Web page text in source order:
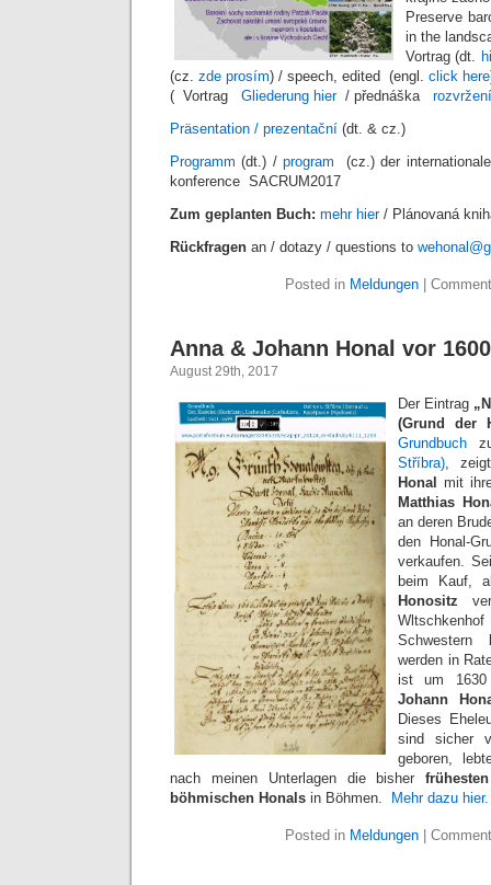
Preserve
in the
Vortrag (dt.
(cz. zde prosím) / speech, edited (engl. click here
( Vortrag
Gliederung hier/ přednáška
Präsentation / prezentační (dt. & cz.)
Programm (dt.) /program (cz.) der
konference SACRUM2017
Zum geplanten Buch: mehr hier/ Plánovaná
Rückfragen an / dotazy / questions to
Posted in Meldungen
Anna & Johann Honal vor
August 29th, 2017
Der Eintrag
(Grund der
Grundbuch
Stříbra),
Honal mit
Matthias
an deren
den Honal-
verkaufen.
beim Kauf,
Honositz
Schwestern
werden in
ist um 1630
Johann
Dieses
sind sicher
geboren,
nach meinen Unterlagen die bisher frühesten
böhmischen Honals in Böhmen. Mehr dazu hier.
Posted in Meldungen